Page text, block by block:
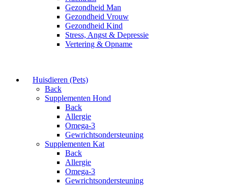
Gezondheid Man
Gezondheid Vrouw
Gezondheid Kind
Stress, Angst & Depressie
Vertering & Opname
Huisdieren (Pets)
Back
Supplementen Hond
Back
Allergie
Omega-3
Gewrichtsondersteuning
Supplementen Kat
Back
Allergie
Omega-3
Gewrichtsondersteuning